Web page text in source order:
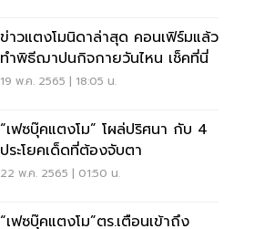
ข่าวแตงโมนิดาล่าสุด คอนเฟิร์มแล้ว
ทำพิธีฌาปนกิจกายวันไหน เช็คที่นี่
19 พ.ค. 2565 | 18:05 น.
“เฟซบุ๊คแตงโม” โผล่ปริศนา กับ 4
ประโยคเด็ดที่ต้องจับตา
22 พ.ค. 2565 | 01:50 น.
“เฟซบุ๊คแตงโม”ตร.เตือนเข้าถึง